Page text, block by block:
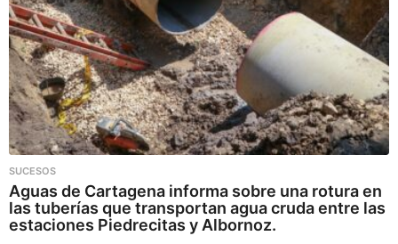
SUCESOS
Aguas de Cartagena informa sobre una rotura en
las tuberías que transportan agua cruda entre las
estaciones Piedrecitas y Albornoz.